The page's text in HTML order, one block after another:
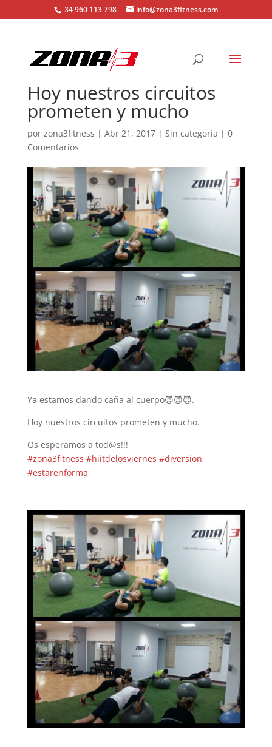
34 960 113 798 info@zona3fitness.com
Hoy nuestros circuitos
prometen y mucho
por zona3fitness | Abr 21, 2017| Sin categoría | 0
Comentarios
Ya estamos dando caña al cuerpo😈😈😈.
Hoy nuestros circuitos prometen y mucho.
Os esperamos a tod@s!!!
#zona3fitness #hiitdelosviernes #diversion
#estarenforma